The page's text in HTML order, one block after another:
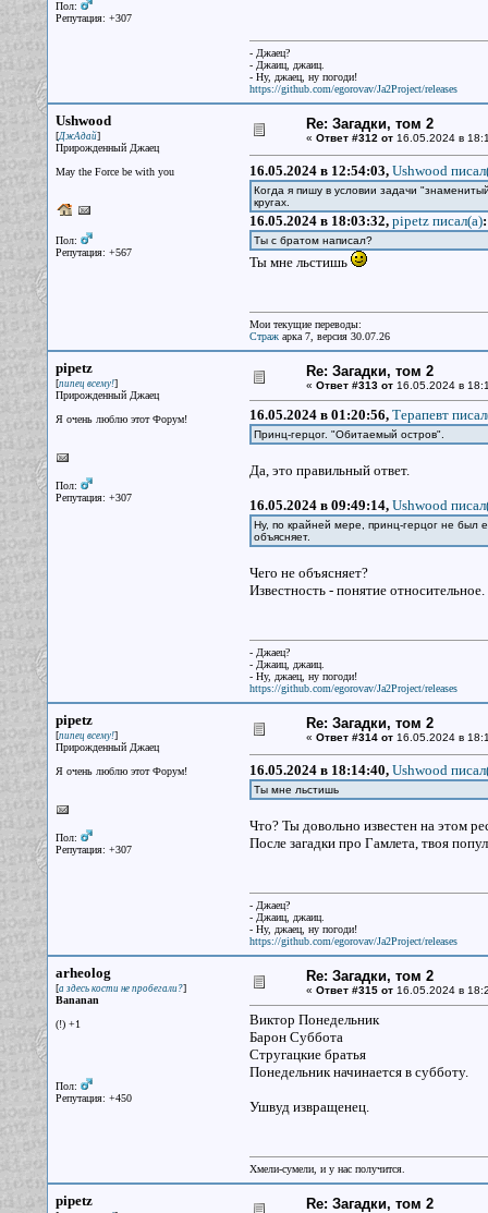
Пол:
Репутация: +307
- Джаец?
- Джаиц, джаиц.
- Ну, джаец, ну погоди!
https://github.com/egorovav/Ja2Project/releases
Ushwood
[ДжАдай]
Прирожденный Джаец
May the Force be with you
Пол:
Репутация: +567
Re: Загадки, том 2
« Ответ #312 от16.05.2024 в
16.05.2024 в 12:54:03, Ushwood
Когда я пишу в условии задачи
кругах.
16.05.2024 в 18:03:32, pipetz писал(a):
Ты с братом написал?
Ты мне льстишь
Мои текущие переводы:
Стражарка 7, версия 30.07.26
pipetz
[пипец всему!]
Прирожденный Джаец
Я очень люблю этот Форум!
Пол:
Репутация: +307
Re: Загадки, том 2
« Ответ #313 от16.05.2024 в
16.05.2024 в 01:20:56, Терапевт
Принц-герцог. "Обитаемый остров".
Да, это правильный ответ.
16.05.2024 в 09:49:14, Ushwood
Ну, по крайней мере, принц-герцог не был
объясняет.
Чего не объясняет?
Известность - понятие
- Джаец?
- Джаиц, джаиц.
- Ну, джаец, ну погоди!
https://github.com/egorovav/Ja2Project/releases
pipetz
[пипец всему!]
Прирожденный Джаец
Я очень люблю этот Форум!
Пол:
Репутация: +307
Re: Загадки, том 2
« Ответ #314 от16.05.2024 в
16.05.2024 в 18:14:40, Ushwood
Ты мне льстишь
Что? Ты довольно известен на этом
После загадки про Гамлета, твоя
- Джаец?
- Джаиц, джаиц.
- Ну, джаец, ну погоди!
https://github.com/egorovav/Ja2Project/releases
arheolog
[а здесь кости не пробегали?]
Bananan
(!) +1
Пол:
Репутация: +450
Re: Загадки, том 2
« Ответ #315 от16.05.2024 в
Виктор Понедельник
Барон Суббота
Стругацкие братья
Понедельник начинается в субботу.
Ушвуд извращенец.
Хмели-сумели, и у нас получится.
pipetz Re: Загадки, том 2